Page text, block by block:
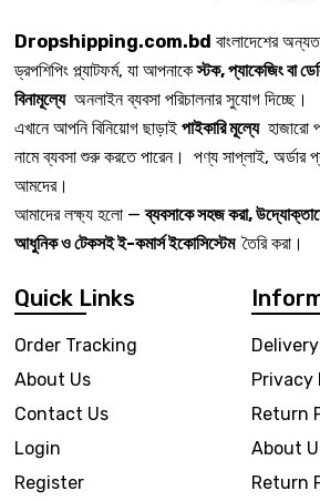
Dropshipping.com.bd বাংলাদেশের
ড্রপশিপিং প্ল্যাটফর্ম, যা আপনাকেস্টক, প্যাকেজিং বা
বিনামূল্যেঅনলাইন ব্যবসা পরিচালনার সুযোগ দিচ্ছে।
এখানে আপনি বিনিয়োগ ছাড়াই পাইকারি মূল্যেহাজারো
নামে ব্যবসা শুরু করতে পারেন। পণ্য সাপ্লাই, অর্ডার
আমদের।
আমাদের লক্ষ্য হলো —ব্যবসাকে সহজ করা,
আধুনিক ও টেকসই ই-কমার্স ইকোসিস্টেম তৈরি করা।
Quick Links
Order Tracking
About Us
Contact Us
Login
Register
Privacy
Return
About
Return